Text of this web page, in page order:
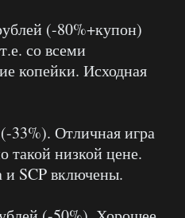
(-80%+купон)
со всеми
копейки. Исходная
33%). Отличная игра
такой низкой цене.
и SCP включены.